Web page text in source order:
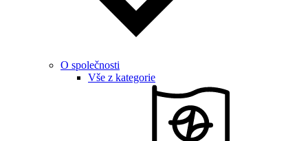
O společnosti
Vše z kategorie